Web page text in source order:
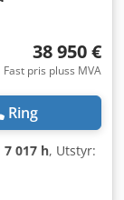
38 950 €
Fast pris pluss MVA
Ring
7 017 h, Utstyr: